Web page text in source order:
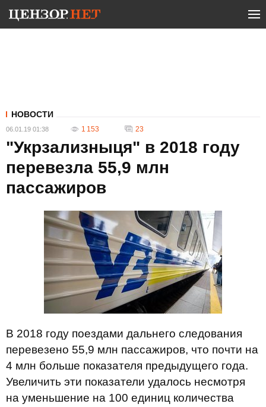
НОВОСТИ
06.01.19 01:38 1 153 23
"Укрзализныця" в 2018 году
перевезла 55,9 млн
пассажиров
В 2018 году поездами дальнего следования
перевезено 55,9 млн пассажиров, что почти на
4 млн больше показателя предыдущего года.
Увеличить эти показатели удалось несмотря
на уменьшение на 100 единиц количества